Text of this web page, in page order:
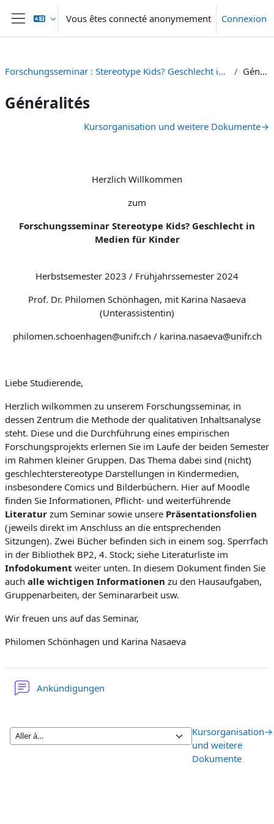
Passer au contenu principal
Panneau latéral
Vous êtes connecté anonymement Connexion
Forschungsseminar : Stereotype Kids? Geschlecht in Medien für Kinder [HS 23 - FS 24] Généralités
Généralités
Résumé de sectionKursorganisation und weitere Dokumente→
Herzlich Willkommen
zum
Forschungsseminar Stereotype Kids? Geschlecht in
Medien für Kinder
Herbstsemester 2023 / Frühjahrssemester 2024
Prof. Dr. Philomen Schönhagen, mit Karina Nasaeva
(Unterassistentin)
philomen.schoenhagen@unifr.ch / karina.nasaeva@unifr.ch
Liebe Studierende,
Herzlich wilkommen zu unserem Forschungsseminar, in
dessen Zentrum die Methode der qualitativen Inhaltsanalyse
steht. Diese und die Durchführung eines empirischen
Forschungsprojekts erlernen Sie im Laufe der beiden Semester
im Rahmen kleiner Gruppen. Das Thema dabei sind (nicht)
geschlechterstereotype Darstellungen in Kindermedien,
insbesondere Comics und Bilderbüchern. Hier auf Moodle
finden Sie Informationen, Pflicht- und weiterführende
Literatur zum Seminar sowie unsere Präsentationsfolien
(jeweils direkt im Anschluss an die entsprechenden
Sitzungen). Zwei Bücher befinden sich in einem sog. Sperrfach
in der Bibliothek BP2, 4. Stock; siehe Literaturliste im
Infodokument weiter unten. In diesem Dokument finden Sie
auch alle wichtigen Informationen zu den Hausaufgaben,
Gruppenarbeiten, der Seminararbeit usw.
Wir freuen uns auf das Seminar,
Philomen Schönhagen und Karina Nasaeva
Ankündigungen
Kursorganisation
und weitere
Dokumente
→